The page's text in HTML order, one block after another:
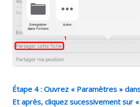
Étape 4 : Ouvrez « Paramètres »
Et après, cliquez sucessivement sur